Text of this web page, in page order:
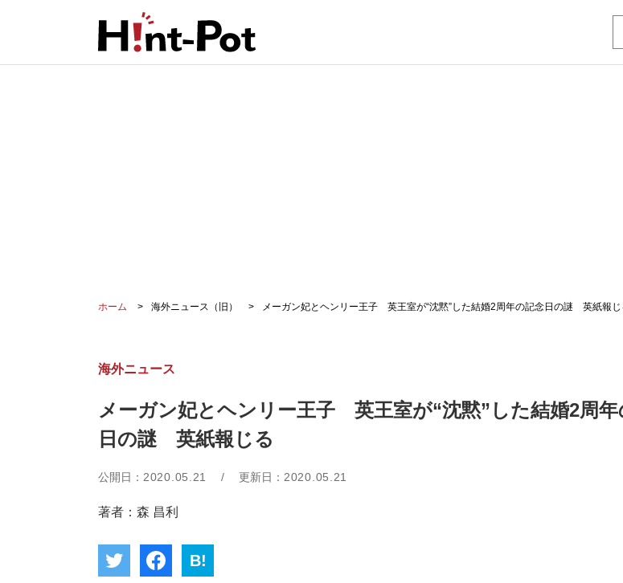
ホーム 海外ニュース（旧） メーガン妃とヘンリー王子 英王室が“沈黙”した結婚2周年の記念日の謎 英紙報じ
海外ニュース
メーガン妃とヘンリー王子 英王室が“沈黙”した結婚2周年
日の謎 英紙報じる
公開日： 2020.05.21 / 更新日： 2020.05.21
著者：森 昌利
B!